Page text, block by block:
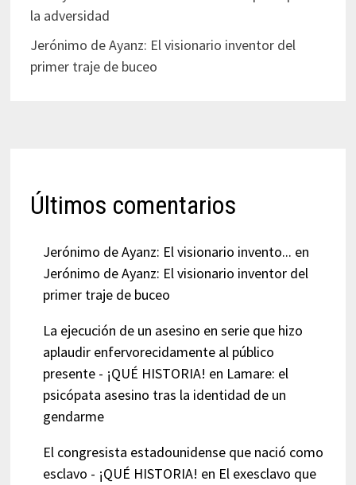
la adversidad
Jerónimo de Ayanz: El visionario inventor del
primer traje de buceo
Últimos comentarios
Jerónimo de Ayanz: El visionario invento... en
Jerónimo de Ayanz: El visionario inventor del
primer traje de buceo
La ejecución de un asesino en serie que hizo
aplaudir enfervorecidamente al público
presente - ¡QUÉ HISTORIA! en Lamare: el
psicópata asesino tras la identidad de un
gendarme
El congresista estadounidense que nació como
esclavo - ¡QUÉ HISTORIA! en El exesclavo que